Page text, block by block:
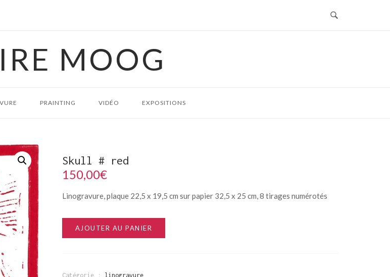
MOOG
PRAINTING VIDÉO EXPOSITIONS
Skull # red
150,00€
Linogravure, plaque 22,5 x 19,5 cm sur papier 32,5 x 25 cm, 8 tirages numérotés
AJOUTER AU PANIER
Catégorie : linogravure